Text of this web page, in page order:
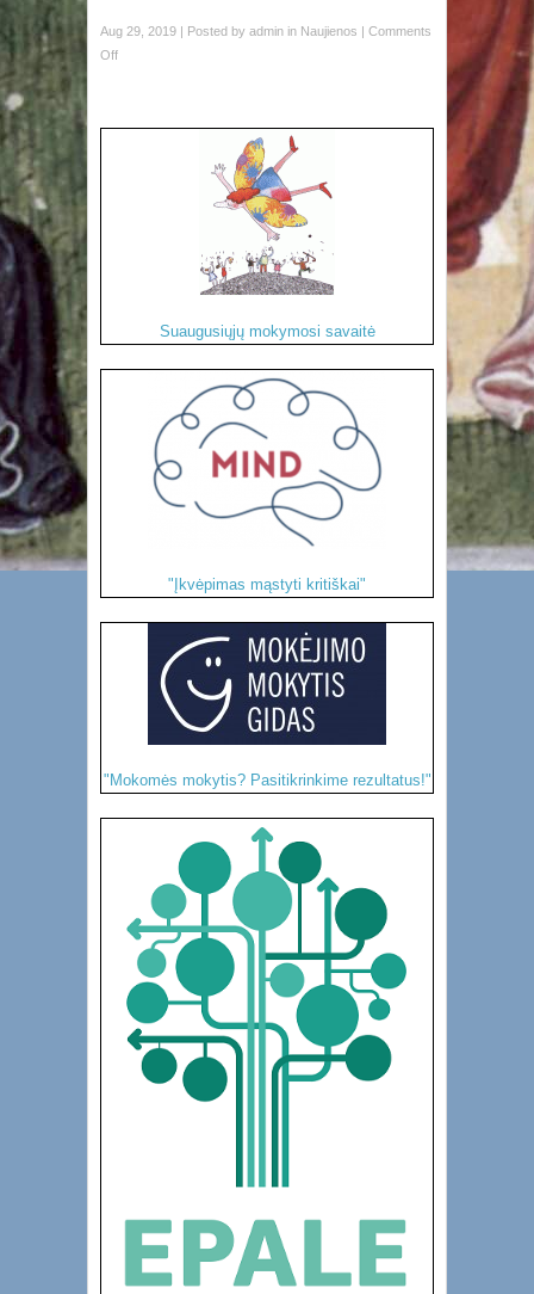
Aug 29, 2019 | Posted by admin in Naujienos | Comments
Off
Suaugusiųjų mokymosi savaitė
"Įkvėpimas mąstyti kritiškai"
"Mokomės mokytis? Pasitikrinkime rezultatus!"